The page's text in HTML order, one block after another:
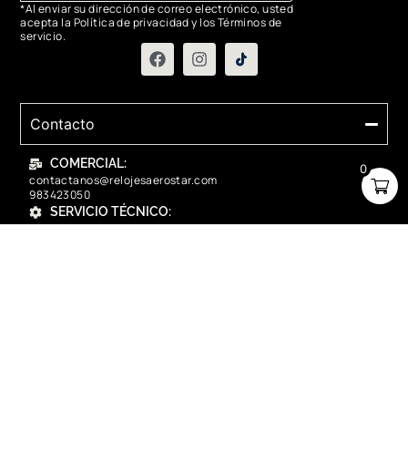
0
*Al enviar su dirección de correo electrónico, usted
acepta la Política de privacidad y los Términos de
servicio.
Contacto
COMERCIAL:
contactanos@relojesaerostar.com
983423050
SERVICIO TÉCNICO:
contactanos@relojesaerostar.com